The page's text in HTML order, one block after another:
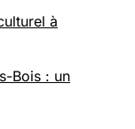
à
Bois : un